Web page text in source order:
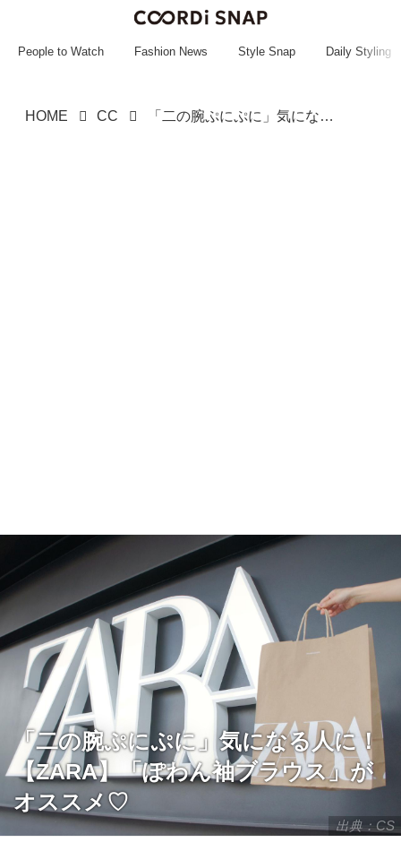
~~~~~~~~~~~
People to Watch Fashion News Style Snap Daily Styling
HOME CC 「二の腕ぷにぷに」気になる人に！【ZARA】「ぽわん袖ブラウス」がオススメ♡
出典：CS
「二の腕ぷにぷに」気になる人に！
【ZARA】「ぽわん袖ブラウス」が
オススメ♡